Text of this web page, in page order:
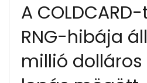
A
RNG-hibája
millió